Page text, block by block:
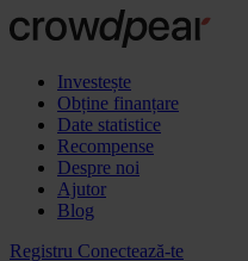
Investește
Obține finanțare
Date statistice
Recompense
Despre noi
Ajutor
Blog
Registru Conectează-te